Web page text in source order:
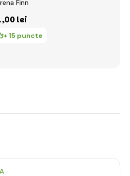
Finn
,00 lei
+ 15 puncte